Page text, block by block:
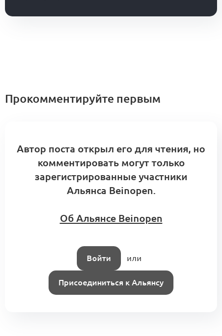
Прокомментируйте первым
Автор поста открыл его для чтения, но
комментировать могут только
зарегистрированные участники
Альянса Beinopen.
Об Альянсе Beinopen
Войти или
Присоединиться к Альянсу